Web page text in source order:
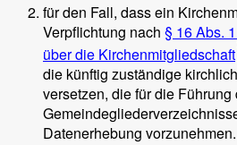
für den Fall, dass ein
Verpflichtung nach § 16 Abs.
über die Kirchenmitgliedschaft
die künftig zuständige
versetzen, die für die Führung
Datenerhebung vorzunehmen.